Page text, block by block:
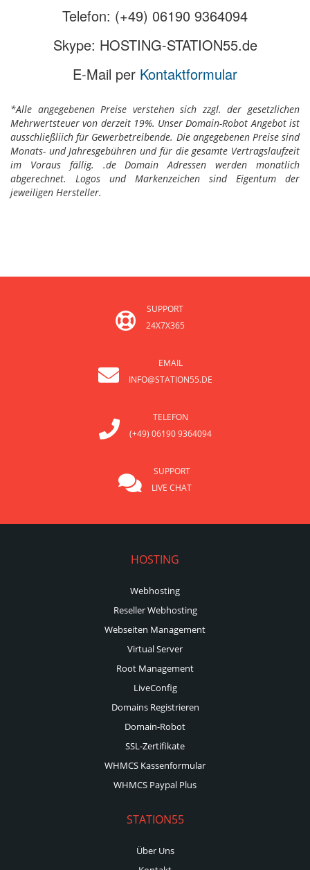
Telefon: (+49) 06190 9364094
Skype: HOSTING-STATION55.de
E-Mail per Kontaktformular
*Alle angegebenen Preise verstehen sich zzgl. der gesetzlichen
Mehrwertsteuer von derzeit 19%. Unser Domain-Robot Angebot ist
ausschließliich für Gewerbetreibende. Die angegebenen Preise sind
Monats- und Jahresgebühren und für die gesamte Vertragslaufzeit
im Voraus fällig. .de Domain Adressen werden monatlich
abgerechnet. Logos und Markenzeichen sind Eigentum der
jeweiligen Hersteller.
SUPPORT
24X7X365
EMAIL
INFO@STATION55.DE
TELEFON
(+49) 06190 9364094
SUPPORT
LIVE CHAT
HOSTING
Webhosting
Reseller Webhosting
Webseiten Management
Virtual Server
Root Management
LiveConfig
Domains Registrieren
Domain-Robot
SSL-Zertifikate
WHMCS Kassenformular
WHMCS Paypal Plus
STATION55
Über Uns